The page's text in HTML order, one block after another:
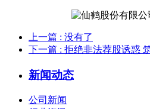
上一篇 : 没有了
下一篇 : 拒绝非法荐股诱惑
新闻动态
公司新闻